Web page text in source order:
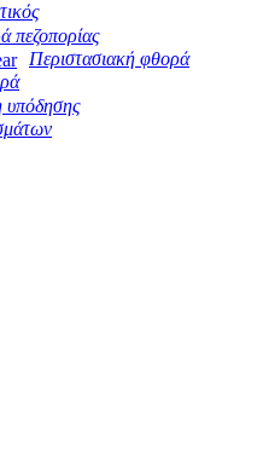
πεζοπορίας
Περιστασιακή φθορά
υπόδησης